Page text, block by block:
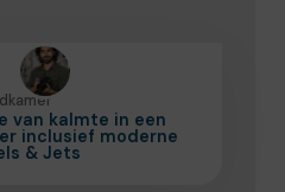
van kalmte in een
inclusief moderne
& Jets